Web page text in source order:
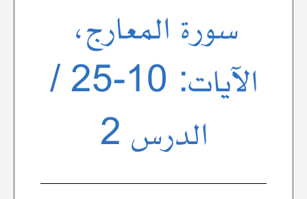
سورة المعارج،
الآيات: 10-25 /
الدرس 2